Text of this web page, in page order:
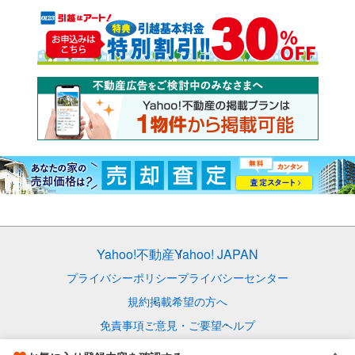
Yahoo!不動産Yahoo! JAPAN
プライバシーポリシープライバシーセンター
規約掲載希望の方へ
免責事項ご意見・ご要望ヘルプ
© LY Corporation